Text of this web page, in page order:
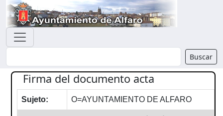
Buscador Buscar
Firma del documento acta
Sujeto: O=AYUNTAMIENTO DE ALFARO